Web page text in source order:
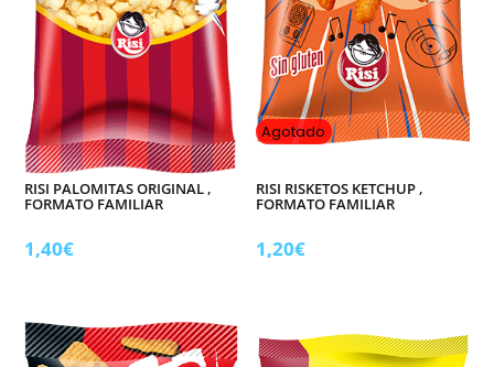
RISI PALOMITAS ORIGINAL ,
FORMATO FAMILIAR
1,40€
Agotado
RISI RISKETOS KETCHUP ,
FORMATO FAMILIAR
1,20€